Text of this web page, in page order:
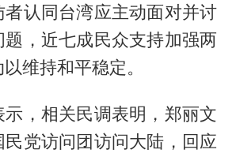
认同台湾应主动面对并讨
，近七成民众支持加强两
维持和平稳定。
示，相关民调表明，郑丽文
民党访问团访问大陆，回应